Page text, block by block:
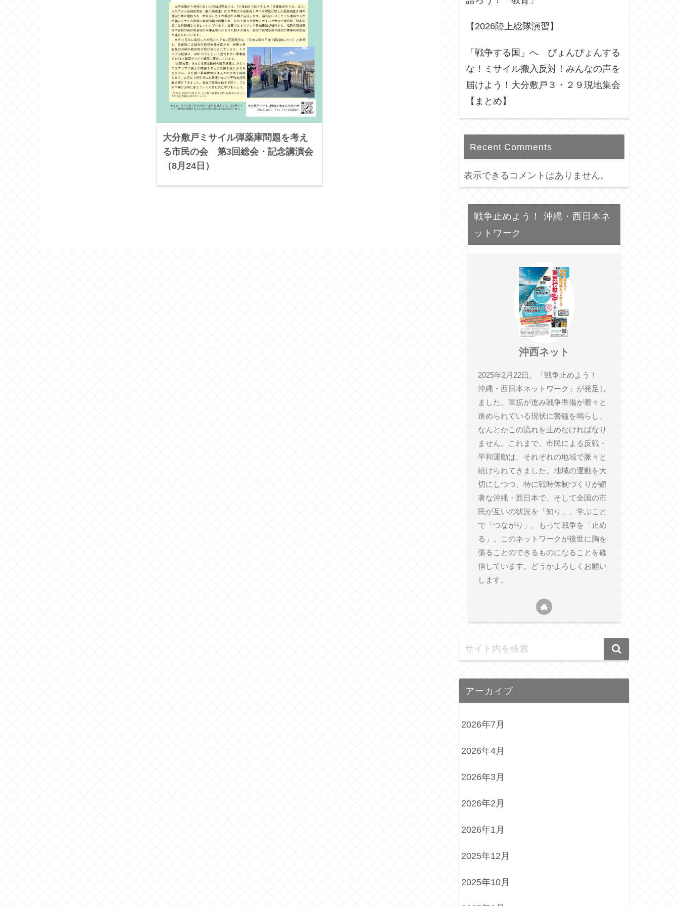
大分敷戸ミサイル弾薬庫問題を考え
る市民の会 第3回総会・記念講演会
（8月24日）
【2026陸上総隊演習】
「戦争する国」へ ぴょんぴょんする
な！ミサイル搬入反対！みんなの声を
届けよう！大分敷戸３・２９現地集会
【まとめ】
Recent Comments
表示できるコメントはありません。
戦争止めよう！ 沖縄・西日本ネ
ットワーク
沖西ネット
2025年2月22日。「戦争止めよう！
沖縄・西日本ネットワーク」が発足し
ました。軍拡が進み戦争準備が着々と
進められている現状に警鐘を鳴らし、
なんとかこの流れを止めなければなり
ません。これまで、市民による反戦・
平和運動は、それぞれの地域で脈々と
続けられてきました。地域の運動を大
切にしつつ、特に戦時体制づくりが顕
著な沖縄・西日本で、そして全国の市
民が互いの状況を「知り」、学ぶこと
で「つながり」、もって戦争を「止め
る」。このネットワークが後世に胸を
張ることのできるものになることを確
信しています。どうかよろしくお願い
します。
アーカイブ
2026年7月
2026年4月
2026年3月
2026年2月
2026年1月
2025年12月
2025年10月